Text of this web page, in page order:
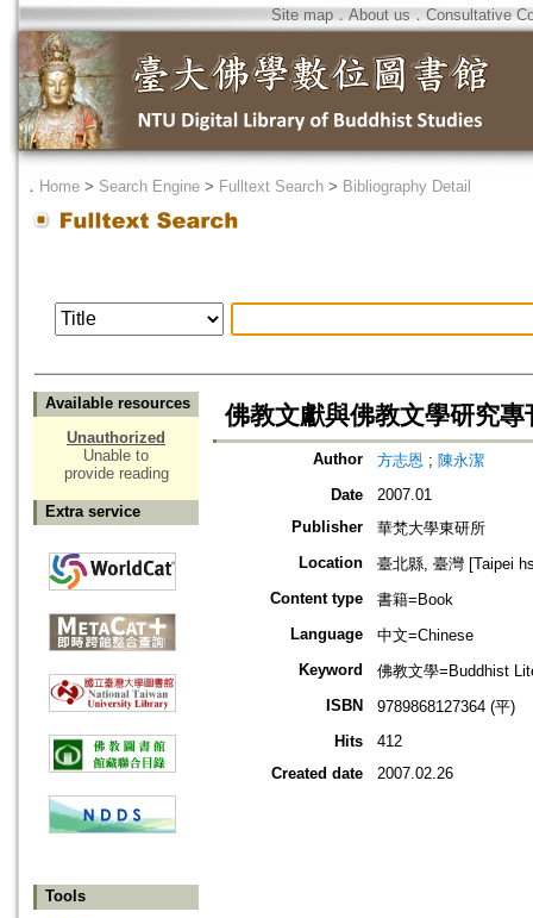
Site map．About us ． Consultative
． Home > Search Engine > Fulltext Search > Bibliography Detail
Available resources
Unauthorized
Unable to
provide reading
Extra service
Tools
佛教文獻與佛教文學研究專
Author 方志恩 ; 陳永潔
Date
2007.01
Publisher
華梵大學東研所
Location
臺北縣, 臺灣 [Taipei
Content type
書籍=Book
Language
中文=Chinese
Keyword
佛教文學=Buddhist
ISBN
9789868127364 (平)
Hits
412
Created date
2007.02.26